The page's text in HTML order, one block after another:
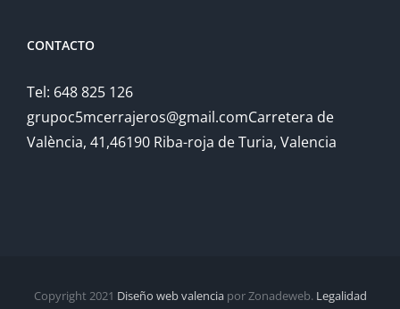
CONTACTO
Tel: 648 825 126
grupoc5mcerrajeros@gmail.comCarretera de
València, 41,46190 Riba-roja de Turia, Valencia
Copyright 2021 Diseño web valenciapor Zonadeweb. Legalidad